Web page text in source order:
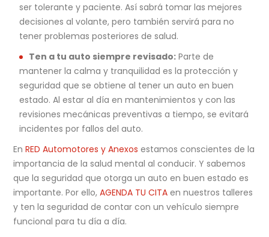
ser tolerante y paciente. Así sabrá tomar las mejores
decisiones al volante, pero también servirá para no
tener problemas posteriores de salud.
Ten a tu auto siempre revisado: Parte de
mantener la calma y tranquilidad es la protección y
seguridad que se obtiene al tener un auto en buen
estado. Al estar al día en mantenimientos y con las
revisiones mecánicas preventivas a tiempo, se evitará
incidentes por fallos del auto.
EnRED Automotores y Anexos estamos conscientes de la
importancia de la salud mental al conducir. Y sabemos
que la seguridad que otorga un auto en buen estado es
importante. Por ello,AGENDA TU CITA en nuestros talleres
y ten la seguridad de contar con un vehículo siempre
funcional para tu día a día.